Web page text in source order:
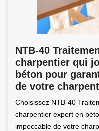
NTB-40
charpentier qui
béton pour
de votre
Choisissez NTB-40
charpentier expert en
impeccable de votre